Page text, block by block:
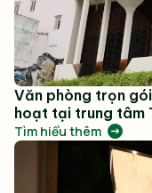
Văn phòng trọn
hoạt tại trung tâm
Tìm hiểu thêm